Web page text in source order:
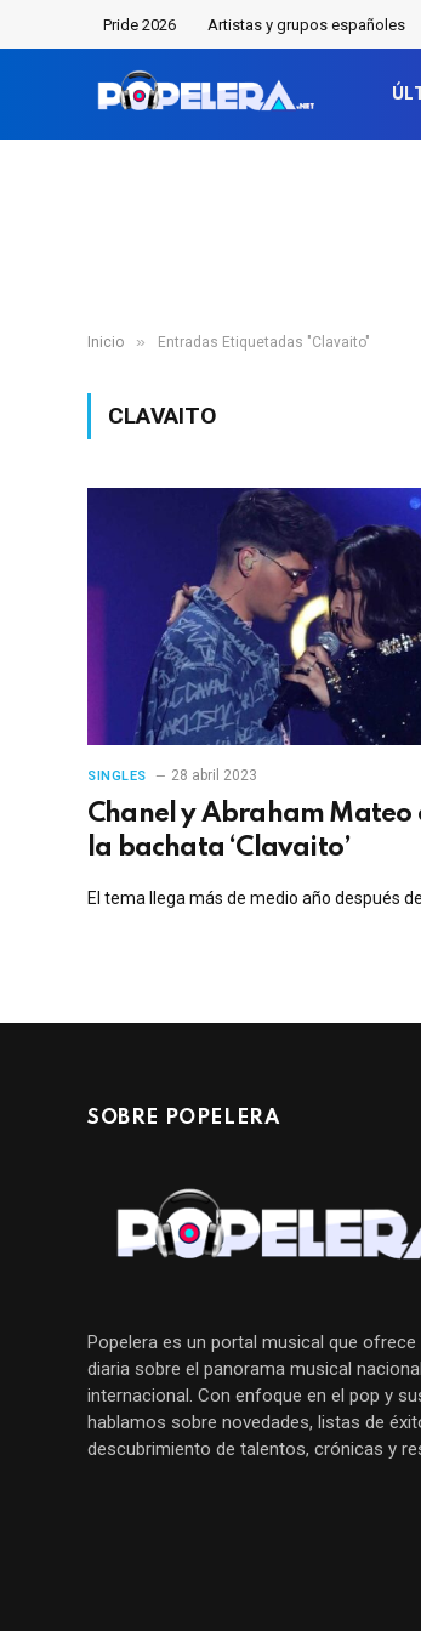
Pride 2026 Artistas y grupos españoles
Inicio » Entradas Etiquetadas "Clavaito"
CLAVAITO
SINGLES 28 abril 2023
Chanel y Abraham Mateo
la bachata ‘Clavaito’
El tema llega más de medio año después del
SOBRE POPELERA
Popelera es un portal musical que
diaria sobre el panorama musical
internacional. Con enfoque en el pop y
hablamos sobre novedades, listas de
descubrimiento de talentos, crónicas y